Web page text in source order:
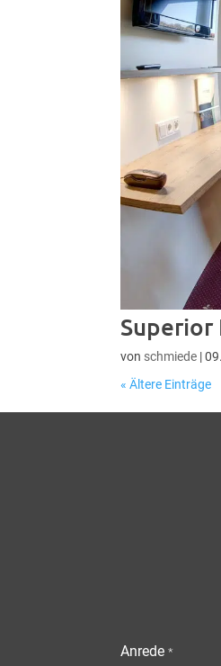
von schmiede |
« Ältere Einträge
Anrede *